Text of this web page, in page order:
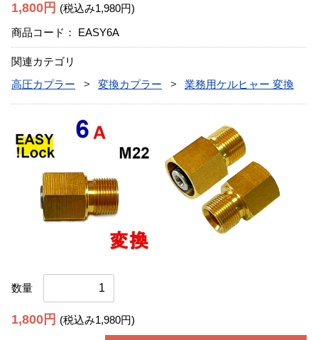
1,800円 (税込み1,980円)
商品コード：
EASY6A
関連カテゴリ
高圧カプラー
変換カプラー 業務用ケルヒャー 変換
数量
1,800円 (税込み1,980円)